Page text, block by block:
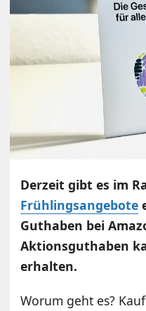
Derzeit gibt es im
Frühlingsangebote
Guthaben bei
Aktionsguthaben
erhalten.
Worum geht es?